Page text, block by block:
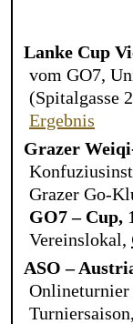
Lanke Cup
vom GO7,
(Spitalgasse
Ergebnis
Grazer
Grazer Go-
GO7 – Cup,
Vereinslokal,
ASO –
Onlineturnier
Turniersaison,